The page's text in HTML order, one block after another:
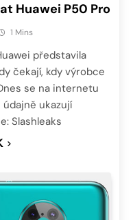
Huawei P50 Pro
1 Mins
představila
čekají, kdy výrobce
se na internetu
ukazují
Slashleaks